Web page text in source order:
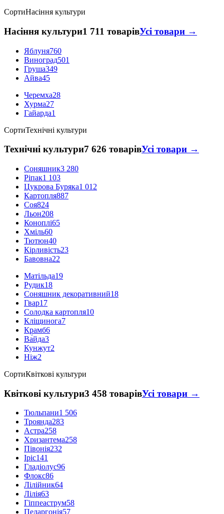
СортиНасіння культури
Насіння культури1 711 товарівУсі товари →
Яблуня760
Виноград501
Груша349
Айва45
Черемха28
Хурма27
Гайарда1
СортиТехнічні культури
Технічні культури7 626 товарівУсі товари →
Соняшник3 280
Ріпак1 103
Цукрова Буряка1 012
Картопля887
Соя824
Льон208
Коноплі65
Хміль60
Тютюн40
Кірливість23
Бавовна22
Матільда19
Рудик18
Соняшник декоративний18
Гвар17
Солодка картопля10
Кліщинога7
Крамб6
Ва́йда3
Кунжут2
Ніж2
СортиКвіткові культури
Квіткові культури3 458 товарівУсі товари →
Тюльпани1 506
Троянда283
Астра258
Хризантема258
Півонія232
Іріс141
Гладіолус96
Флокс86
Лілійник64
Лілія63
Гіппеаструм58
Пеларгонія57